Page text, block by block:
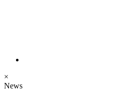
×
News